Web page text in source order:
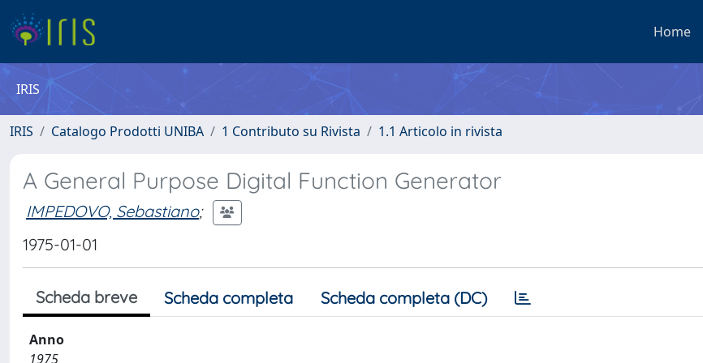
Home
IRIS
IRIS Catalogo Prodotti UNIBA 1 Contributo su Rivista 1.1 Articolo in rivista
A General Purpose Digital Function Generator
IMPEDOVO, Sebastiano;
1975-01-01
Scheda breve Scheda completa Scheda completa (DC)
Anno
1975